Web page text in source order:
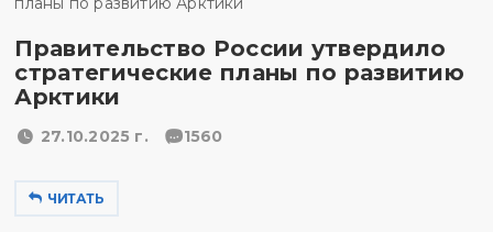
Правительство России утвердило
стратегические планы по развитию
Арктики
27.10.2025 г. 1560
ЧИТАТЬ